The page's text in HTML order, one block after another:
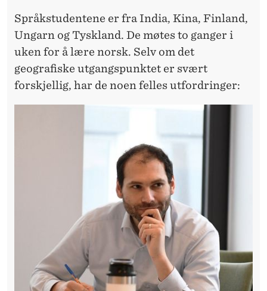
Språkstudentene er fra India, Kina, Finland,
Ungarn og Tyskland. De møtes to ganger i
uken for å lære norsk. Selv om det
geografiske utgangspunktet er svært
forskjellig, har de noen felles utfordringer: